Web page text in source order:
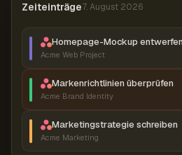
Zeiteinträge7. August 2026
Homepage-Mockup entwerfen
Acme Web Project
Markenrichtlinien überprüfen
Acme Brand Identity
Marketingstrategie schreiben
Acme Marketing